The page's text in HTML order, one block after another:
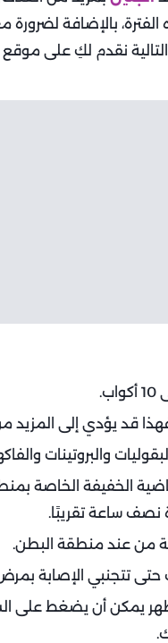
الفترة، بالإضافة
نقدم لكِ على موقع
قد يؤدي إلى المزيد
والبروتينات
الخفيفة الخاصة
نصف ساعة تقريبًا.
من عند منطقة البطن.
تتجنبي الإصابة بمرض
يمكن أن يضغط على